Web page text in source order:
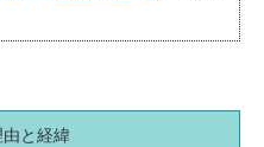
と経緯